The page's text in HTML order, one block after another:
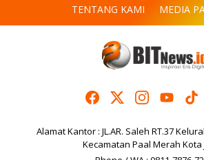
TENTANG KAMI
MEDIA
Alamat Kantor : JL.AR. Saleh RT.37
Kecamatan Paal Merah Kota